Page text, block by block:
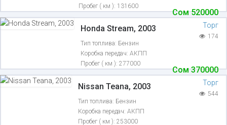
Пробег ( км ): 131600
Honda Stream, 2003
Тип топлива: Бензин
Коробка передач: АКПП
Пробег ( км ): 277000
Сом520000
Торг
174
Nissan Teana, 2003
Тип топлива: Бензин
Коробка передач: АКПП
Пробег ( км ): 253000
Сом370000
Торг
544